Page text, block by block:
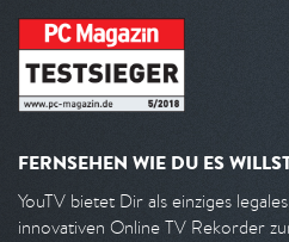
FERNSEHEN WIE DU ES
YouTV bietet Dir als einziges
innovativen Online TV Rekorder